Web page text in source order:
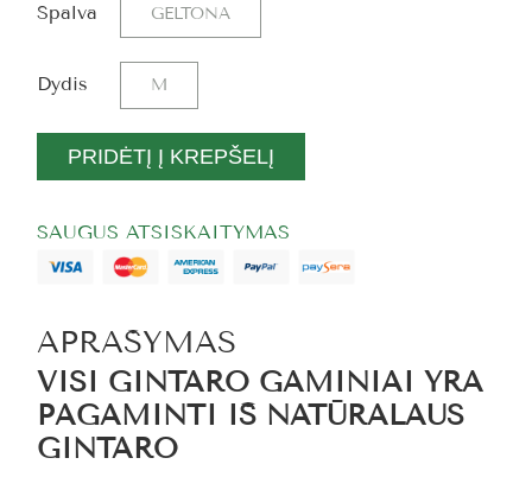
Spalva GELTONA
Dydis M
PRIDĖTĮ Į KREPŠELĮ
SAUGUS ATSISKAITYMAS
APRAŠYMAS
VISI GINTARO GAMINIAI YRA
PAGAMINTI IŠ NATŪRALAUS
GINTARO